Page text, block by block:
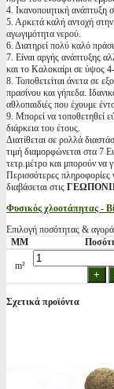
4. Ικανοποιητική ανάπτυξη
5. Αρκετά καλή αντοχή
αγωγιμότητα νερού.
6. Διατηρεί πολύ καλό
7. Είναι αργής ανάπτυξης
και το Καλοκαίρι σε ύψος
8. Τοποθετείται άνετα σε
πρασίνου και γήπεδα.
αθλοπαιδιές που έχουμε
9. Μπορεί να τοποθετηθεί
διάρκεια του έτους.
Διατίθεται σε ρολλά
τιμή διαμορφώνεται στα 7
τετρ.μέτρο και μπορούν να
Περισσότερες πληροφορίες
διαβάσεται στις
Φυσικός χλοοτάπητας -
Επιλογή ποσότητας & αγορά
ΜΜ
m²
Σχετικά προϊόντα